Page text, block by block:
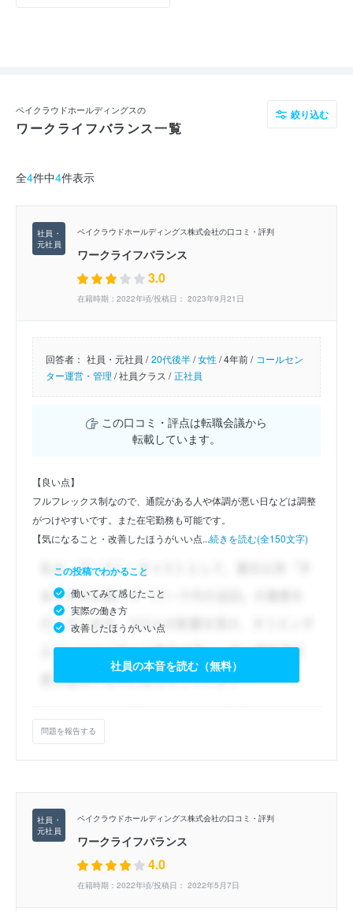
ペイクラウドホールディングスの
ワークライフバランス一覧
絞り込む
全4件中4件表示
ペイクラウドホールディングス株式会社の口コミ・評判
ワークライフバランス
3.0
在籍時期：2022年頃/投稿日： 2023年9月21日
回答者： 社員・元社員 / 20代後半/女性/4年前 / コールセン
ター運営・管理 /社員クラス / 正社員
この口コミ・評点は転職会議から
転載しています。
【良い点】
フルフレックス制なので、通院がある人や体調が悪い日などは調整
がつけやすいです。また在宅勤務も可能です。
【気になること・改善したほうがいい点...続きを読む(全150文字)
この投稿でわかること
働いてみて感じたこと
実際の働き方
改善したほうがいい点
社員の本音を読む（無料）
問題を報告する
ペイクラウドホールディングス株式会社の口コミ・評判
ワークライフバランス
4.0
在籍時期：2022年頃/投稿日： 2022年5月7日